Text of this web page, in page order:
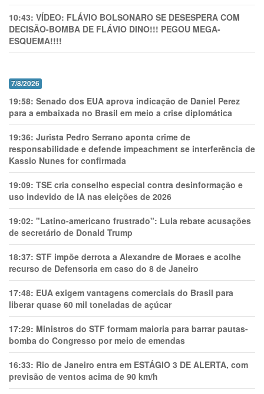
10:43: VÍDEO: FLÁVIO BOLSONARO SE DESESPERA COM
DECISÃO-BOMBA DE FLÁVIO DINO!!! PEGOU MEGA-
ESQUEMA!!!!
7/8/2026
19:58: Senado dos EUA aprova indicação de Daniel Perez
para a embaixada no Brasil em meio a crise diplomática
19:36: Jurista Pedro Serrano aponta crime de
responsabilidade e defende impeachment se interferência de
Kassio Nunes for confirmada
19:09: TSE cria conselho especial contra desinformação e
uso indevido de IA nas eleições de 2026
19:02: "Latino-americano frustrado": Lula rebate acusações
de secretário de Donald Trump
18:37: STF impõe derrota a Alexandre de Moraes e acolhe
recurso de Defensoria em caso do 8 de Janeiro
17:48: EUA exigem vantagens comerciais do Brasil para
liberar quase 60 mil toneladas de açúcar
17:29: Ministros do STF formam maioria para barrar pautas-
bomba do Congresso por meio de emendas
16:33: Rio de Janeiro entra em ESTÁGIO 3 DE ALERTA, com
previsão de ventos acima de 90 km/h